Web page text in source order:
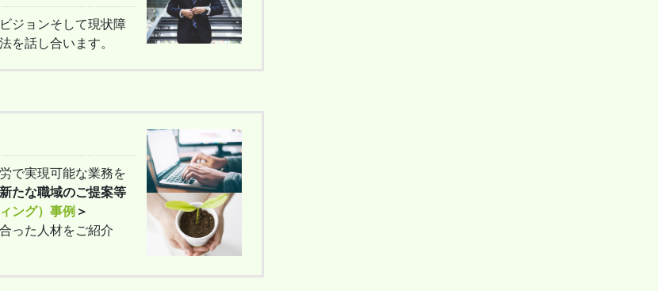
ジョンそして現状障
を話し合います。
で実現可能な業務を
たな職域のご提案等
ング）事例 ＞
った人材をご紹介